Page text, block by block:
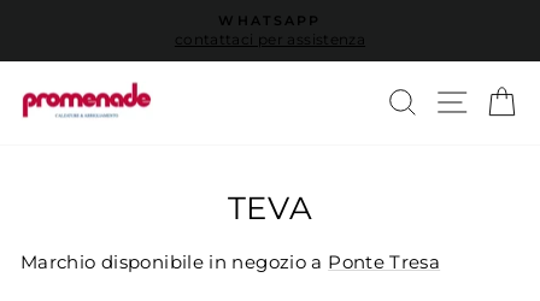
ai
Metti
presentazione
WHATSAPP
contattaci per assistenza
CERCA
TEVA
Marchio disponibile in negozio a Ponte Tresa